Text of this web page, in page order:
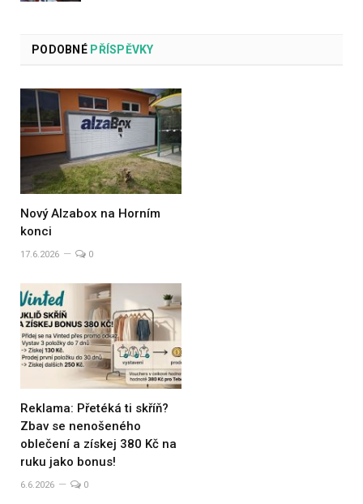
PODOBNÉPŘÍSPĚVKY
Nový Alzabox na Horním
konci
17.6.2026 0
Reklama: Přetéká ti skříň?
Zbav se nenošeného
oblečení a získej 380 Kč na
ruku jako bonus!
6.6.2026 0